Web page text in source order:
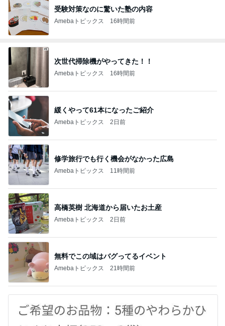
受験対策なのに驚いた塾の内容
Amebaトピックス 16時間前
次世代掃除機がやってきた！！
Amebaトピックス 16時間前
緩くやって61本になったご紹介
Amebaトピックス 2日前
修学旅行でも行く機会がなかった広島
Amebaトピックス 11時間前
高橋英樹 北海道から届いたお土産
Amebaトピックス 2日前
無料でこの域はバグってるイベント
Amebaトピックス 21時間前